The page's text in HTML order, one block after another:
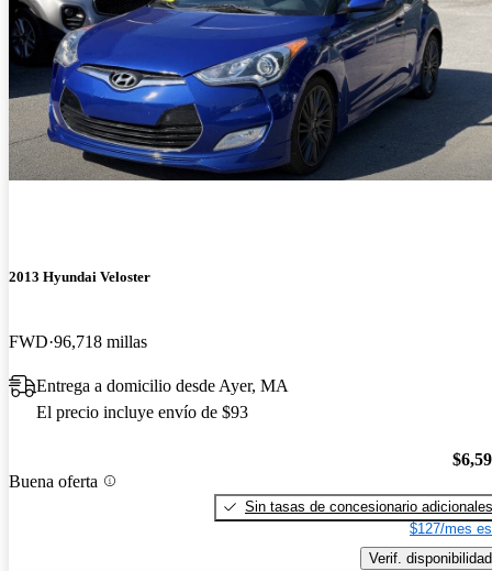
2013 Hyundai Veloster
FWD 96,718 millas
Entrega a domicilio desde Ayer, MA
El precio incluye envío de $93
Buena oferta
Sin tasas de concesionario adicionales
$127/mes
Verif. disponibilidad